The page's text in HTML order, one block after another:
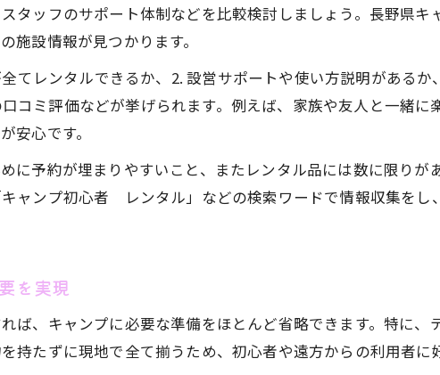
雪中キャンプレンタルで冬の長野を体験
長野県で雪中キャンプするレンタル選び
寒さ対策も万全なキャンプレンタルの活用法
タッフのサポート体制などを比較検討しましょう。長野県キ
施設情報が見つかります。
てレンタルできるか、2. 設営サポートや使い方説明がある
コミ評価などが挙げられます。例えば、家族や友人と一緒
安心です。
に予約が埋まりやすいこと、またレンタル品には数に限りが
ャンプ初心者 レンタル」などの検索ワードで情報収集をし
を実現
ば、キャンプに必要な準備をほとんど省略できます。特に、
持たずに現地で全て揃うため、初心者や遠方からの利用者に
お気軽にお問い合わせください
お気軽にお問い合わせください